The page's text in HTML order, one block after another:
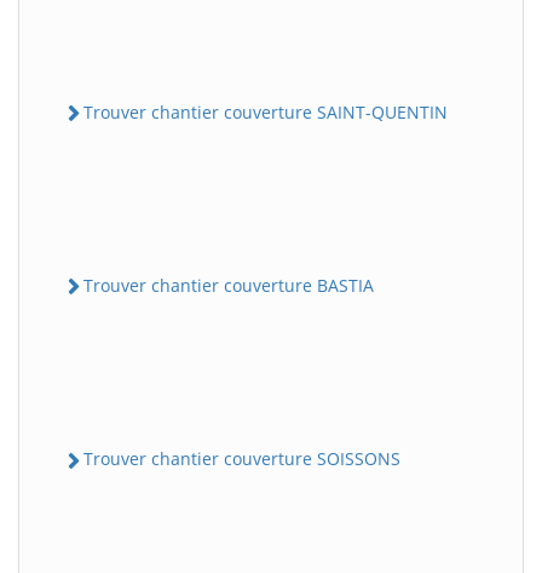
Trouver chantier couverture SAINT-QUENTIN
Trouver chantier couverture BASTIA
Trouver chantier couverture SOISSONS